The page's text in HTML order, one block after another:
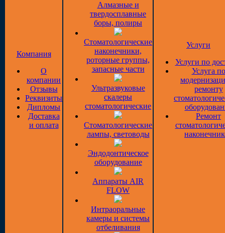
Компания
О
компании
Отзывы
Реквизиты
Дипломы
Доставка
и оплата
Алмазные и
твердосплавные
боры, полиры
Стоматологические
наконечники,
роторные группы,
запасные части
Ультразвуковые
скалеры
стоматологические
Стоматологические
лампы, световоды
Эндодонтическое
оборудование
Аппараты AIR
FLOW
Интраоральные
камеры и системы
отбеливания
Услуги
Услуги по
Услуга по
ремонту
Ремонт